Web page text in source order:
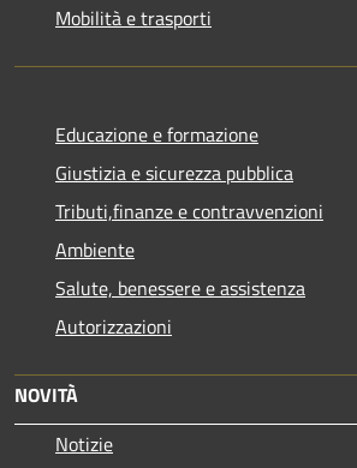
Mobilità e trasporti
Educazione e formazione
Giustizia e sicurezza pubblica
Tributi,finanze e contravvenzioni
Ambiente
Salute, benessere e assistenza
Autorizzazioni
NOVITÀ
Notizie